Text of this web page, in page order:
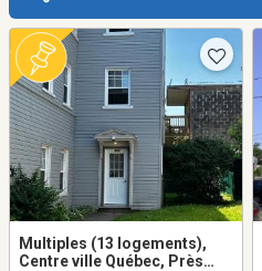
Multiples (13 logements),
Centre ville Québec, Près